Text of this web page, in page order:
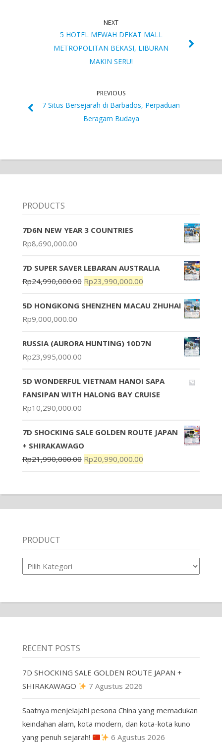
NEXT
5 HOTEL MEWAH DEKAT MALL
METROPOLITAN BEKASI, LIBURAN
MAKIN SERU!
PREVIOUS
7 Situs Bersejarah di Barbados, Perpaduan
Beragam Budaya
PRODUCTS
7D6N NEW YEAR 3 COUNTRIES
Rp8,690,000.00
7D SUPER SAVER LEBARAN AUSTRALIA
Rp24,990,000.00 Rp23,990,000.00
5D HONGKONG SHENZHEN MACAU ZHUHAI
Rp9,000,000.00
RUSSIA (AURORA HUNTING) 10D7N
Rp23,995,000.00
5D WONDERFUL VIETNAM HANOI SAPA
FANSIPAN WITH HALONG BAY CRUISE
Rp10,290,000.00
7D SHOCKING SALE GOLDEN ROUTE JAPAN
+ SHIRAKAWAGO
Rp21,990,000.00 Rp20,990,000.00
PRODUCT
Product
RECENT POSTS
7D SHOCKING SALE GOLDEN ROUTE JAPAN +
SHIRAKAWAGO
7 Agustus 2026
Saatnya menjelajahi pesona China yang memadukan
keindahan alam, kota modern, dan kota-kota kuno
yang penuh sejarah!
6 Agustus 2026